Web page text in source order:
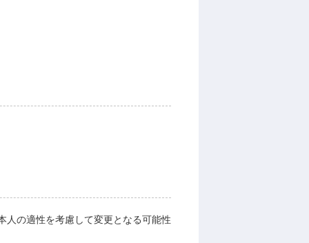
人の適性を考慮して変更となる可能性